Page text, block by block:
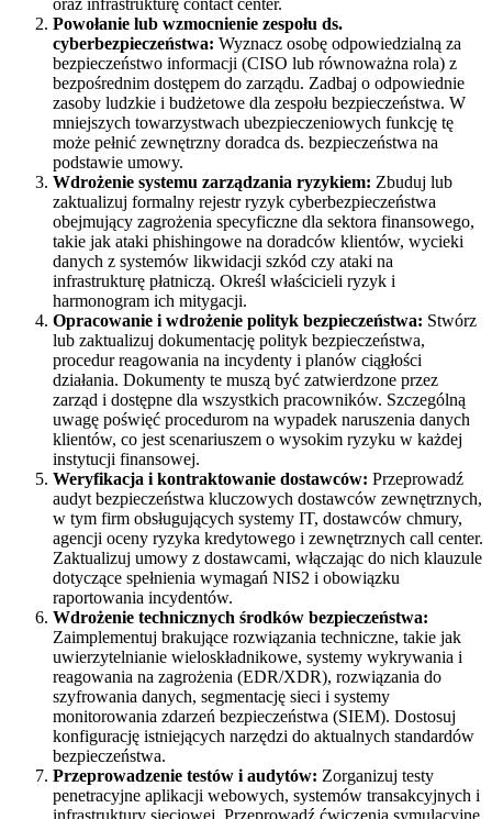
oraz infrastrukturę contact center.
Powołanie lub wzmocnienie zespołu ds.
cyberbezpieczeństwa: Wyznacz osobę odpowiedzialną za
bezpieczeństwo informacji (CISO lub równoważna rola) z
bezpośrednim dostępem do zarządu. Zadbaj o odpowiednie
zasoby ludzkie i budżetowe dla zespołu bezpieczeństwa. W
mniejszych towarzystwach ubezpieczeniowych funkcję tę
może pełnić zewnętrzny doradca ds. bezpieczeństwa na
podstawie umowy.
Wdrożenie systemu zarządzania ryzykiem: Zbuduj lub
zaktualizuj formalny rejestr ryzyk cyberbezpieczeństwa
obejmujący zagrożenia specyficzne dla sektora finansowego,
takie jak ataki phishingowe na doradców klientów, wycieki
danych z systemów likwidacji szkód czy ataki na
infrastrukturę płatniczą. Określ właścicieli ryzyk i
harmonogram ich mitygacji.
Opracowanie i wdrożenie polityk bezpieczeństwa: Stwórz
lub zaktualizuj dokumentację polityk bezpieczeństwa,
procedur reagowania na incydenty i planów ciągłości
działania. Dokumenty te muszą być zatwierdzone przez
zarząd i dostępne dla wszystkich pracowników. Szczególną
uwagę poświęć procedurom na wypadek naruszenia danych
klientów, co jest scenariuszem o wysokim ryzyku w każdej
instytucji finansowej.
Weryfikacja i kontraktowanie dostawców: Przeprowadź
audyt bezpieczeństwa kluczowych dostawców zewnętrznych,
w tym firm obsługujących systemy IT, dostawców chmury,
agencji oceny ryzyka kredytowego i zewnętrznych call center.
Zaktualizuj umowy z dostawcami, włączając do nich klauzule
dotyczące spełnienia wymagań NIS2 i obowiązku
raportowania incydentów.
Wdrożenie technicznych środków bezpieczeństwa:
Zaimplementuj brakujące rozwiązania techniczne, takie jak
uwierzytelnianie wieloskładnikowe, systemy wykrywania i
reagowania na zagrożenia (EDR/XDR), rozwiązania do
szyfrowania danych, segmentację sieci i systemy
monitorowania zdarzeń bezpieczeństwa (SIEM). Dostosuj
konfigurację istniejących narzędzi do aktualnych standardów
bezpieczeństwa.
Przeprowadzenie testów i audytów: Zorganizuj testy
penetracyjne aplikacji webowych, systemów transakcyjnych i